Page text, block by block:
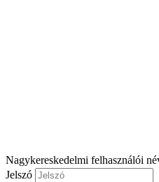
Nagykereskedelmi felhasználói
Jelszó